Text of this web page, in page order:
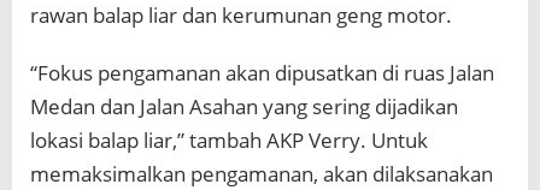
rawan balap liar dan kerumunan geng motor.
“Fokus pengamanan akan dipusatkan di ruas Jalan
Medan dan Jalan Asahan yang sering dijadikan
lokasi balap liar,” tambah AKP Verry. Untuk
memaksimalkan pengamanan, akan dilaksanakan